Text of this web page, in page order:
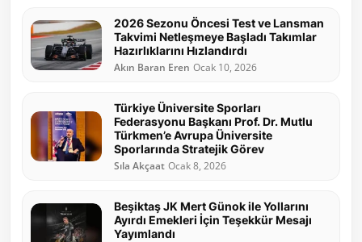
2026 Sezonu Öncesi Test ve Lansman
Takvimi Netleşmeye Başladı Takımlar
Hazırlıklarını Hızlandırdı
Akın Baran Eren Ocak 10, 2026
Türkiye Üniversite Sporları
Federasyonu Başkanı Prof. Dr. Mutlu
Türkmen’e Avrupa Üniversite
Sporlarında Stratejik Görev
Sıla Akçaat Ocak 8, 2026
Beşiktaş JK Mert Günok ile Yollarını
Ayırdı Emekleri İçin Teşekkür Mesajı
Yayımlandı